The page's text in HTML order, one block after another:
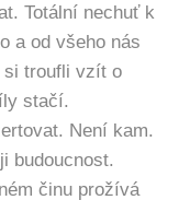
Totální nechuť k
a od všeho nás
si troufli vzít o
stačí.
Není kam.
budoucnost.
činu prožívá